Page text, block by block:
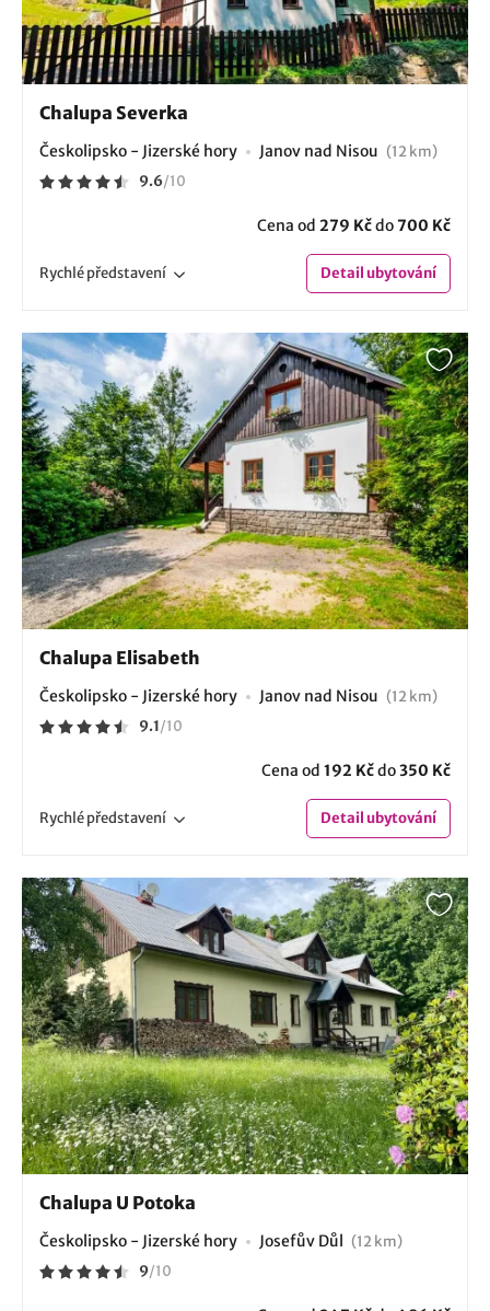
Chalupa Severka
Českolipsko - Jizerské hory Janov nad Nisou (12 km)
9.6/10
Cena od 279 Kčdo700 Kč
Rychlépředstavení Detailubytování
Chalupa Elisabeth
Českolipsko - Jizerské hory Janov nad Nisou (12 km)
9.1/10
Cena od 192 Kčdo350 Kč
Rychlépředstavení Detailubytování
Chalupa U Potoka
Českolipsko - Jizerské hory Josefův Důl (12 km)
9/10